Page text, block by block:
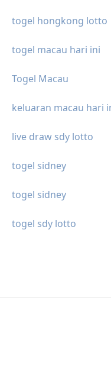
togel hongkong lotto
togel macau hari ini
Togel Macau
keluaran macau hari
live draw sdy lotto
togel sidney
togel sidney
togel sdy lotto